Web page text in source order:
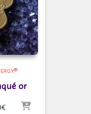
or
€Plage